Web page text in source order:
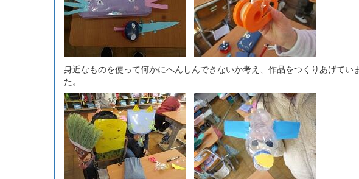
身近なものを使って何かにへんしんできないか考え、作品をつくりあげてい
た。